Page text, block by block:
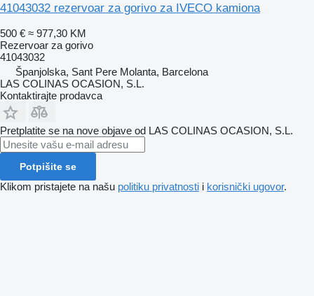
41043032 rezervoar za gorivo za IVECO kamiona
500 € ≈ 977,30 KM
Rezervoar za gorivo
41043032
Španjolska, Sant Pere Molanta, Barcelona
LAS COLINAS OCASION, S.L.
Kontaktirajte prodavca
Pretplatite se na nove objave od LAS COLINAS OCASION, S.L.
Potpišite se
Klikom pristajete na našu politiku privatnosti i korisnički ugovor.